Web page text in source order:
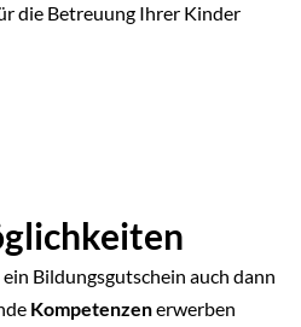
die Betreuung Ihrer Kinder
Bildungsgutschein auch dann
Kompetenzenerwerben